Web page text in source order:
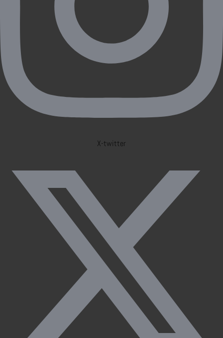
X-twitter